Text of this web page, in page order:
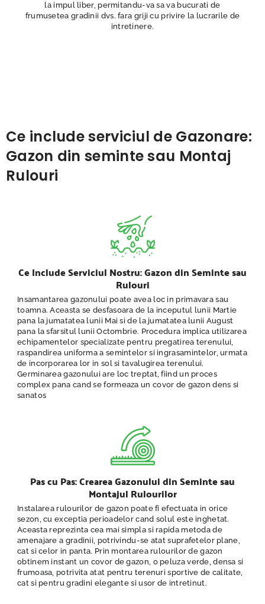
la impul liber, permitandu-va sa va bucurati de
frumusetea gradinii dvs. fara griji cu privire la lucrarile de
intretinere.
Ce include serviciul de Gazonare:
Gazon din seminte sau Montaj
Rulouri
Ce Include Serviciul Nostru: Gazon din Seminte sau
Rulouri
Insamantarea gazonului poate avea loc in primavara sau
toamna. Aceasta se desfasoara de la inceputul lunii Martie
pana la jumatatea lunii Mai si de la jumatatea lunii August
pana la sfarsitul lunii Octombrie. Procedura implica utilizarea
echipamentelor specializate pentru pregatirea terenului,
raspandirea uniforma a semintelor si ingrasamintelor, urmata
de incorporarea lor in sol si tavalugirea terenului.
Germinarea gazonului are loc treptat, fiind un proces
complex pana cand se formeaza un covor de gazon dens si
sanatos
Pas cu Pas: Crearea Gazonului din Seminte sau
Montajul Rulourilor
Instalarea rulourilor de gazon poate fi efectuata in orice
sezon, cu exceptia perioadelor cand solul este inghetat.
Aceasta reprezinta cea mai simpla si rapida metoda de
amenajare a gradinii, potrivindu-se atat suprafetelor plane,
cat si celor in panta. Prin montarea rulourilor de gazon
obtinem instant un covor de gazon, o peluza verde, densa si
frumoasa, potrivita atat pentru terenuri sportive de calitate,
cat si pentru gradini elegante si usor de intretinut.